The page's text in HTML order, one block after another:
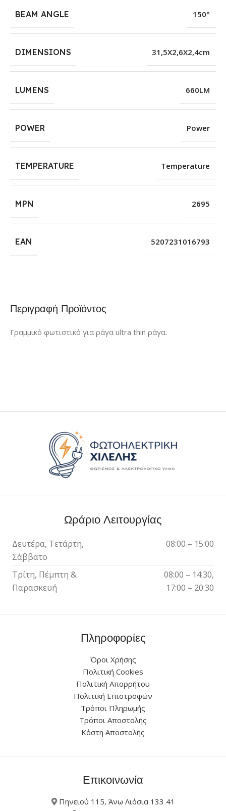
Περιγραφή Προϊόντος
Γραμμικό φωτιστικό για ράγα ultra thin ράγα.
BEAM ANGLE 150°
DIMENSIONS 31,5X2,6X2,4cm
LUMENS 660LM
POWER Power
TEMPERATURE Temperature
MPN 2695
EAN 5207231016793
Ωράριο Λειτουργίας
Δευτέρα, Τετάρτη,
Σάββατο
08:00 – 15:00
Τρίτη, Πέμπτη &
Παρασκευή
08:00 – 14:30,
17:00 – 20:30
Πληροφορίες
Όροι Χρήσης
Πολιτική Cookies
Πολιτική Απορρήτου
Πολιτική Επιστροφών
Τρόποι Πληρωμής
Τρόποι Αποστολής
Κόστη Αποστολής
Επικοινωνία
Πηνειού 115, Άνω Λιόσια 133 41